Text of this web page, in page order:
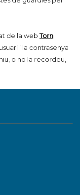
de la webTorn
i la contrasenya
o no la recordeu,